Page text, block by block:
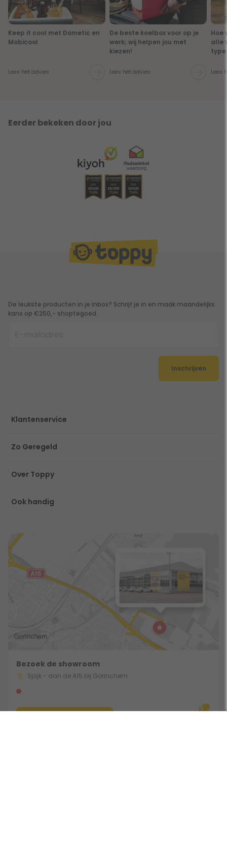
Keep it cool met Dometic en
Mobicool
Lees het advies
De beste koelbox voor op je
werk; wij helpen jou met
kiezen!
Lees het advies
Hoe
alle
type
Lees
Eerder bekeken door jou
De leukste producten in je inbox? Schrijf je in en maak maandelijks
kans op €250,- shoptegoed.
Inschrijven
Klantenservice
Zo Geregeld
Over Toppy
Ook handig
Bezoek de showroom
Spijk - aan de A15 bij Gorinchem